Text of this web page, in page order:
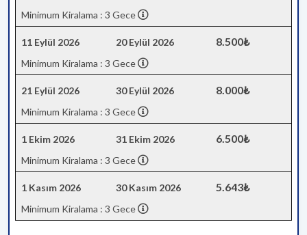
Minimum Kiralama : 3 Gece
11 Eylül 2026 20 Eylül 2026 8.500₺
Minimum Kiralama : 3 Gece
21 Eylül 2026 30 Eylül 2026 8.000₺
Minimum Kiralama : 3 Gece
1 Ekim 2026 31 Ekim 2026 6.500₺
Minimum Kiralama : 3 Gece
1 Kasım 2026 30 Kasım 2026 5.643₺
Minimum Kiralama : 3 Gece